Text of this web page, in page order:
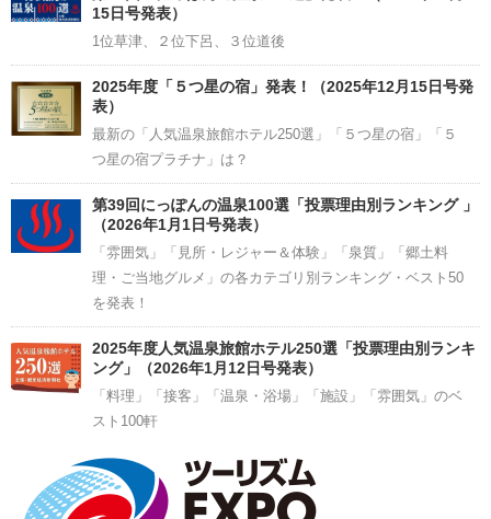
15日号発表）
1位草津、２位下呂、３位道後
2025年度「５つ星の宿」発表！（2025年12月15日号発
表）
最新の「人気温泉旅館ホテル250選」「５つ星の宿」「５
つ星の宿プラチナ」は？
第39回にっぽんの温泉100選「投票理由別ランキング 」
（2026年1月1日号発表）
「雰囲気」「見所・レジャー＆体験」「泉質」「郷土料
理・ご当地グルメ」の各カテゴリ別ランキング・ベスト50
を発表！
2025年度人気温泉旅館ホテル250選「投票理由別ランキ
ング」（2026年1月12日号発表）
「料理」「接客」「温泉・浴場」「施設」「雰囲気」のベ
スト100軒